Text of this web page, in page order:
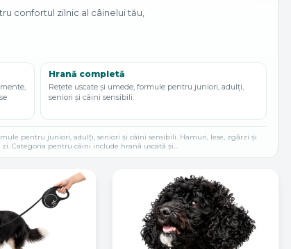
confortul zilnic al câinelui tău,
Hrană completă
Rețete uscate și umede, formule pentru juniori, adulți,
seniori și câini sensibili.
pentru juniori, adulți, seniori și câini sensibili. Hamuri, lese, zgărzi și
Categoria pentru câini include hrană uscată și...